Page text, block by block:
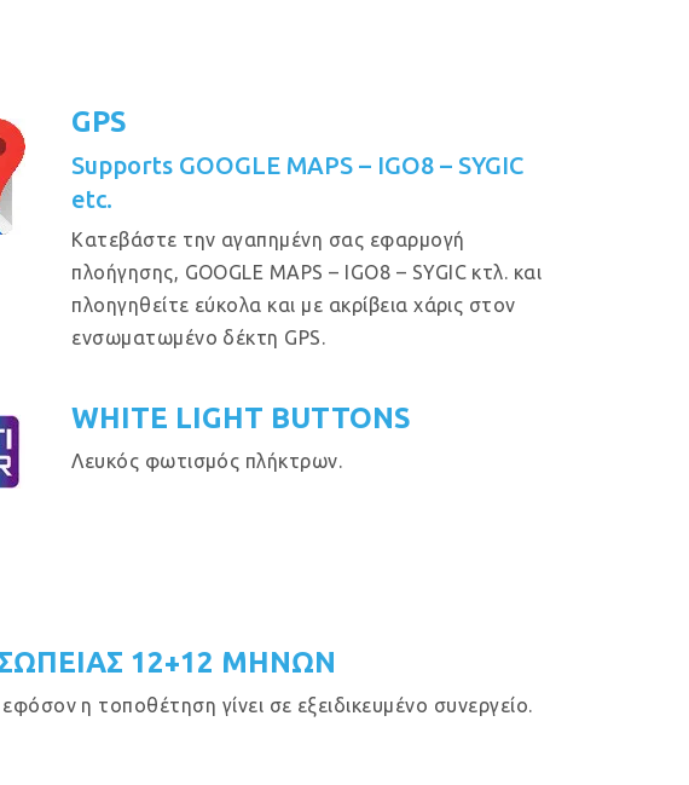
GPS
Supports GOOGLE MAPS – IGO8 – SYGIC
etc.
Κατεβάστε την αγαπημένη σας εφαρμογή
πλοήγησης, GOOGLE MAPS – IGO8 – SYGIC κτλ. και
πλοηγηθείτε εύκολα και με ακρίβεια χάρις στον
ενσωματωμένο δέκτη GPS.
WHITE LIGHT BUTTONS
Λευκός φωτισμός πλήκτρων.
12+12 ΜΗΝΩΝ
η τοποθέτηση γίνει σε εξειδικευμένο συνεργείο.